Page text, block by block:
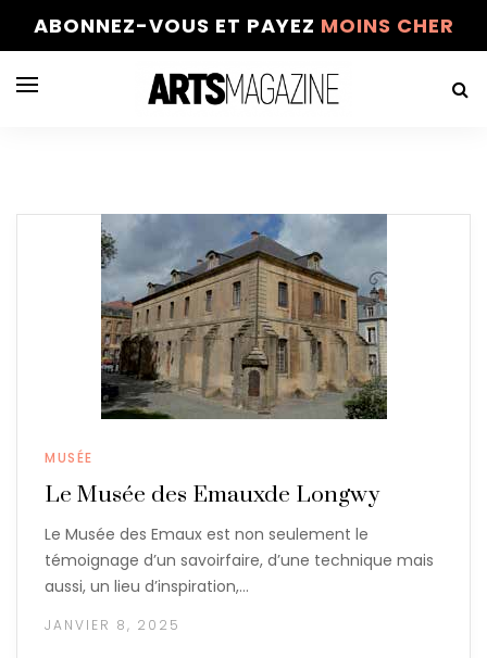
ABONNEZ-VOUS ET PAYEZ MOINS CHER
MUSÉE
Le Musée des Emauxde Longwy
Le Musée des Emaux est non seulement le
témoignage d’un savoirfaire, d’une technique mais
aussi, un lieu d’inspiration,…
JANVIER 8, 2025